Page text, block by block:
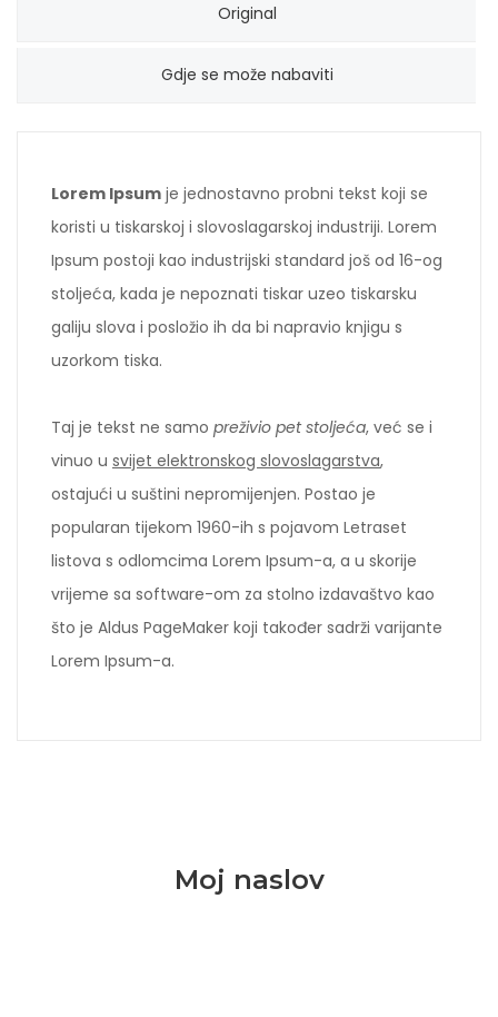
Original
Gdje se može nabaviti
Lorem Ipsum je jednostavno probni tekst koji se
koristi u tiskarskoj i slovoslagarskoj industriji. Lorem
Ipsum postoji kao industrijski standard još od 16-og
stoljeća, kada je nepoznati tiskar uzeo tiskarsku
galiju slova i posložio ih da bi napravio knjigu s
uzorkom tiska.
Taj je tekst ne samo preživio pet stoljeća, već se i
vinuo u svijet elektronskog slovoslagarstva,
ostajući u suštini nepromijenjen. Postao je
popularan tijekom 1960-ih s pojavom Letraset
listova s odlomcima Lorem Ipsum-a, a u skorije
vrijeme sa software-om za stolno izdavaštvo kao
što je Aldus PageMaker koji također sadrži varijante
Lorem Ipsum-a.
Moj naslov